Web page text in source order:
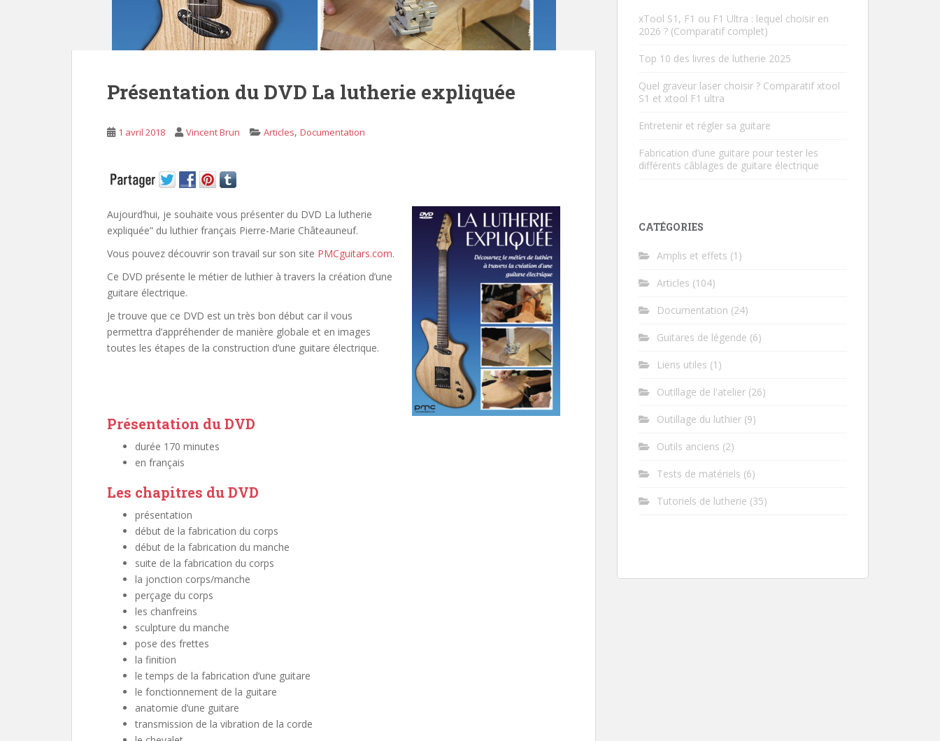
Présentation du DVD La lutherie expliquée
1 avril 2018 Vincent Brun Articles, Documentation
Aujourd’hui, je souhaite vous présenter du DVD La lutherie
expliquée” du luthier français Pierre-Marie Châteauneuf.
Vous pouvez découvrir son travail sur son site PMCguitars.com.
Ce DVD présente le métier de luthier à travers la création d’une
guitare électrique.
Je trouve que ce DVD est un très bon début car il vous
permettra d’appréhender de manière globale et en images
toutes les étapes de la construction d’une guitare électrique.
Présentation du DVD
durée 170 minutes
en français
Les chapitres du DVD
présentation
début de la fabrication du corps
début de la fabrication du manche
suite de la fabrication du corps
la jonction corps/manche
perçage du corps
les chanfreins
sculpture du manche
pose des frettes
la finition
le temps de la fabrication d’une guitare
le fonctionnement de la guitare
anatomie d’une guitare
transmission de la vibration de la corde
xTool S1, F1 ou F1 Ultra : lequel choisir en
2026 ? (Comparatif complet)
Top 10 des livres de lutherie 2025
Quel graveur laser choisir ? Comparatif xtool
S1 et xtool F1 ultra
Entretenir et régler sa guitare
Fabrication d’une guitare pour tester les
différents câblages de guitare électrique
CATÉGORIES
Amplis et effets (1)
Articles (104)
Documentation (24)
Guitares de légende (6)
Liens utiles (1)
Outillage de l'atelier (26)
Outillage du luthier (9)
Outils anciens (2)
Tests de matériels (6)
Tutoriels de lutherie (35)